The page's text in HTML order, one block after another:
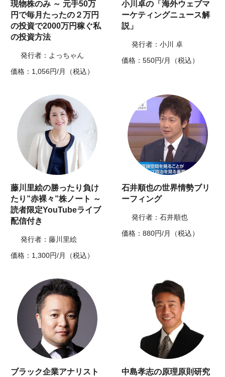
現物株のみ ～ 元手50万
円で毎月たったの２万円
の投資で2000万円稼ぐ私
の投資方法
発行者：よっちゃん
価格：1,056円/月（税込）
小川卓の「海外ウェブマ
ーケティングニュース解
説」
発行者：小川 卓
価格：550円/月（税込）
藤川里絵の勝ったり負け
たり”赤裸々”株ノート ～
読者限定YouTubeライブ
配信付き
発行者：藤川里絵
価格：1,300円/月（税込）
石井順也の世界情勢ブリ
ーフィング
発行者：石井順也
価格：880円/月（税込）
ブラック企業アナリスト
中島孝志の原理原則研究